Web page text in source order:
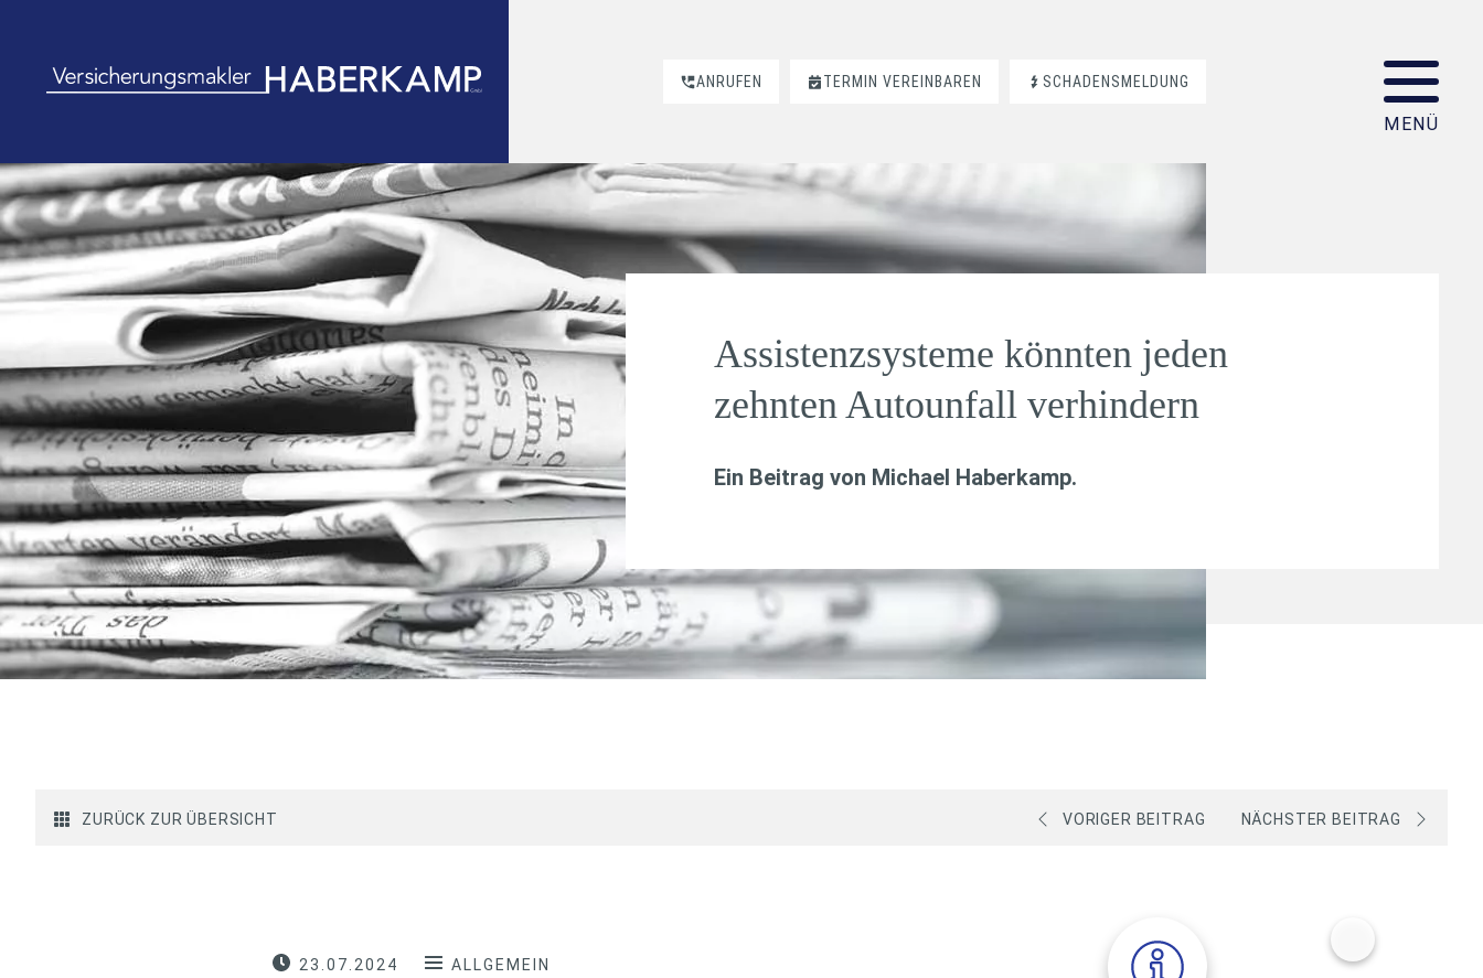
ANRUFEN TERMIN VEREINBAREN SCHADENSMELDUNG
Assistenzsysteme könnten jeden
zehnten Autounfall verhindern
Ein Beitrag von Michael Haberkamp.
ZURÜCK ZUR ÜBERSICHT VORIGER BEITRAG NÄCHSTER BEITRAG
23.07.2024 ALLGEMEIN